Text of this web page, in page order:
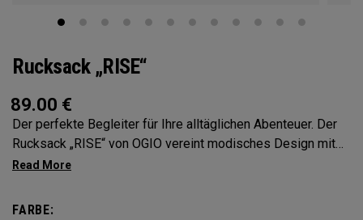
Rucksack „RISE“
89.00 €
Der perfekte Begleiter für Ihre alltäglichen Abenteuer. Der
Rucksack „RISE“ von OGIO vereint modisches Design mit
praktischen Funktionen, damit Sie mühelos organisiert
Seitentaschen im Frachtnetz-Stil bietet er ausreichend
FARBE: